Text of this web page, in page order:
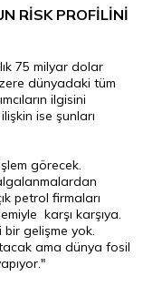
RİSK PROFİLİNİ
75 milyar dolar
dünyadaki tüm
ilgisini
ise şunları
görecek.
petrol firmaları
karşı karşıya.
gelişme yok.
ama dünya fosil